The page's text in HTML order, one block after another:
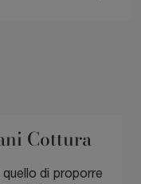
Cottura
di proporre